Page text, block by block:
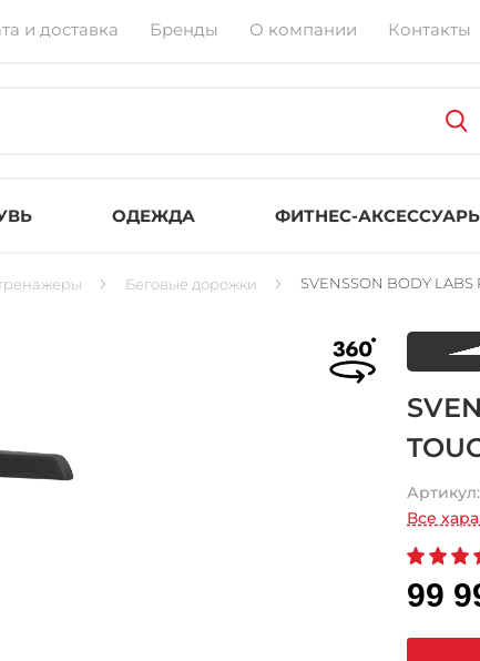
и доставка Бренды О компании Контакты
ОДЕЖДА ФИТНЕС-
Беговые дорожки SVENSSON BODY
Артикул:
Все
99